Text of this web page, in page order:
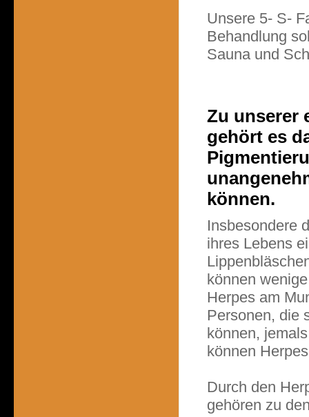
Unsere 5- S-
Behandlung
Sauna und
Zu unserer
gehört es
können.
Insbesondere
ihres Lebens
können
Herpes am
Personen, die
können,
können
Durch den
gehören zu